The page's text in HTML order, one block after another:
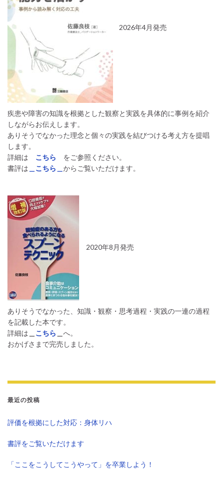
2026年4月発売
疾患や障害の知識を根拠とした観察と実践を具体的に事例を紹介
しながらお伝えします。
ありそうでなかった理念と個々の実践を結びつける考え方を提唱
します。
詳細は
こちら
をご参照ください。
書評は ＿こちら＿ からご覧いただけます。
2020年8月発売
ありそうでなかった、知識・観察・思考過程・実践の一連の過程
を記載した本です。
詳細は
こちら
へ。
おかげさまで完売しました。
最近の投稿
評価を根拠にした対応：身体リハ
書評をご覧いただけます
「ここをこうしてこうやって」を卒業しよう！